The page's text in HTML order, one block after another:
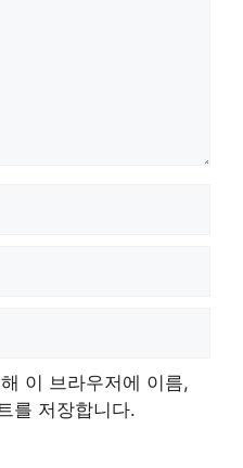
이 브라우저에 이름,
를 저장합니다.